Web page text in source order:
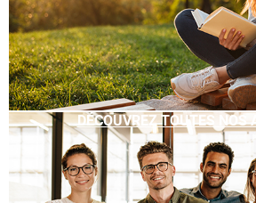
DÉCOUVREZ TOUTES NOS